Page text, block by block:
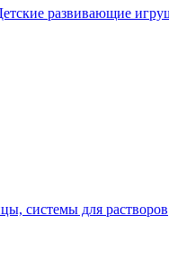
развивающие
системы для растворов